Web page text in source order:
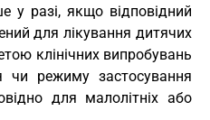
у разі, якщо відповідний
для лікування дитячих
клінічних випробувань
чи режиму застосування
для малолітніх або